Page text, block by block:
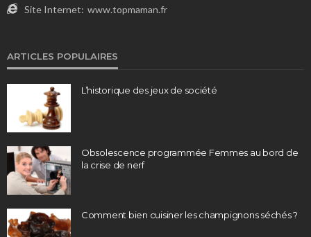
Site Internet: www.topmaman.fr
ARTICLES POPULAIRES
L’historique des jeux de société
Obsolescence programmée Femmes au bord de
la crise de nerf
Comment bien cuisiner les champignons séchés ?